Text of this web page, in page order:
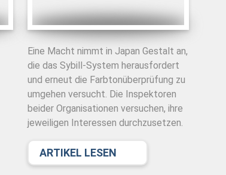
Eine Macht nimmt in Japan Gestalt an,
die das Sybill-System herausfordert
und erneut die Farbtonüberprüfung zu
umgehen versucht. Die Inspektoren
beider Organisationen versuchen, ihre
jeweiligen Interessen durchzusetzen.
ARTIKEL LESEN